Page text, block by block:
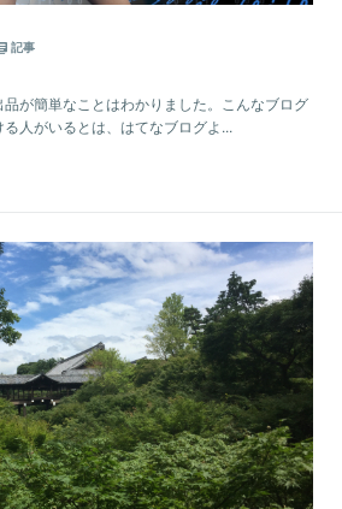
記事
が簡単なことはわかりました。こんなブログ
人がいるとは、はてなブログよ...